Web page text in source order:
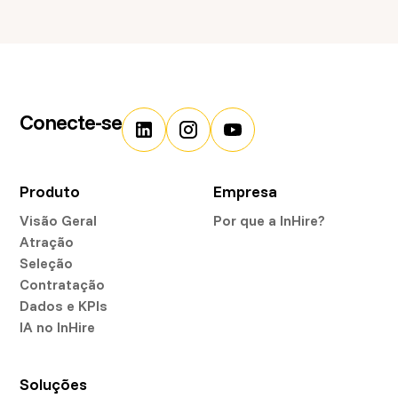
Conecte-se
Produto
Visão Geral
Atração
Seleção
Contratação
Dados e KPIs
IA no InHire
Empresa
Por que a InHire?
Soluções